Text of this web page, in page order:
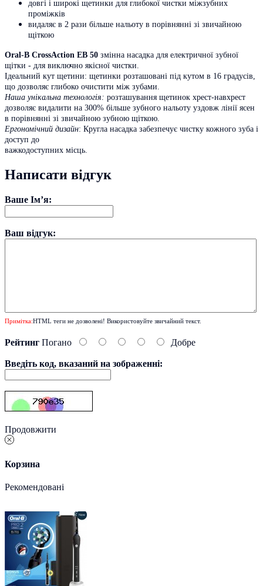
довгі і широкі щетинки для глибокої чистки міжзубних
проміжків
видаляє в 2 рази більше нальоту в порівнянні зі звичайною
щіткою
Oral-B CrossAction EB 50 змінна насадка для електричної зубної
щітки - для виключно якісної чистки.
Ідеальний кут щетини: щетинки розташовані під кутом в 16 градусів,
що дозволяє глибоко очистити між зубами.
Наша унікальна технологія: розташування щетинок хрест-навхрест
дозволяє видалити на 300% більше зубного нальоту уздовж лінії ясен
в порівнянні зі звичайною зубною щіткою.
Ергономічний дизайн: Кругла насадка забезпечує чистку кожного зуба і
доступ до
важкодоступних місць.
Написати відгук
Ваше Ім’я:
Ваш відгук:
Примітка:HTML теги не дозволені! Використовуйте звичайний текст.
Рейтинг Погано Добре
Введіть код, вказаний на зображенні:
Продовжити
Корзина
Рекомендовані